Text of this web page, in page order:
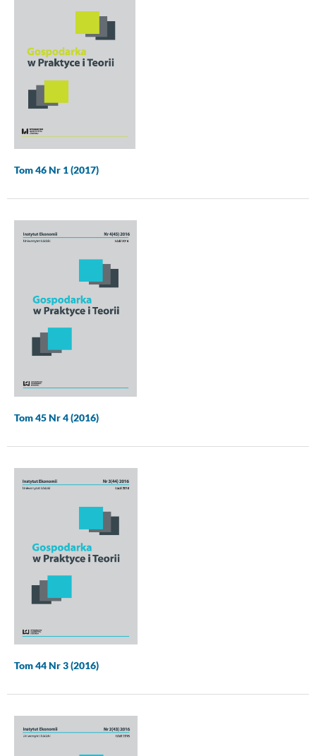
Tom 46 Nr 1 (2017)
Tom 45 Nr 4 (2016)
Tom 44 Nr 3 (2016)